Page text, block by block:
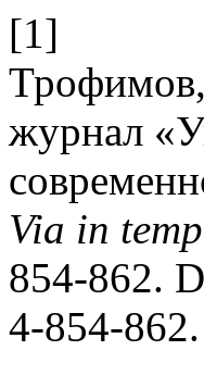
[1]
журнал
Via in
854-862.
4-854-862.